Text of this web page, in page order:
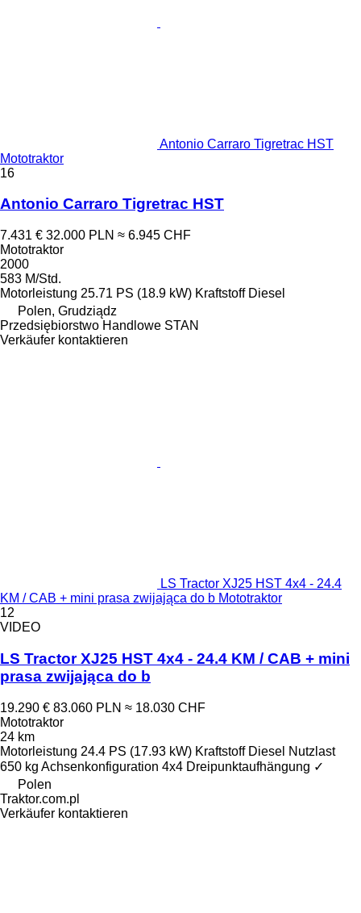
Antonio Carraro Tigretrac HST
Mototraktor
16
Antonio Carraro Tigretrac HST
7.431 € 32.000 PLN ≈ 6.945 CHF
Mototraktor
2000
583 M/Std.
Motorleistung 25.71 PS (18.9 kW) Kraftstoff Diesel
Polen, Grudziądz
Przedsiębiorstwo Handlowe STAN
Verkäufer kontaktieren
LS Tractor XJ25 HST 4x4 - 24.4
KM / CAB + mini prasa zwijająca do b Mototraktor
12
VIDEO
LS Tractor XJ25 HST 4x4 - 24.4 KM / CAB + mini
prasa zwijająca do b
19.290 € 83.060 PLN ≈ 18.030 CHF
Mototraktor
24 km
Motorleistung 24.4 PS (17.93 kW) Kraftstoff Diesel Nutzlast
650 kg Achsenkonfiguration 4x4 Dreipunktaufhängung ✓
Polen
Traktor.com.pl
Verkäufer kontaktieren